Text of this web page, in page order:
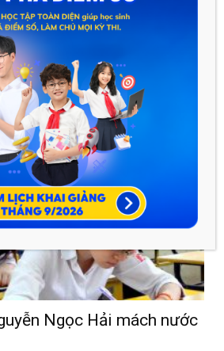
công thức Toán “kinh
Ngọc Hải mách nước